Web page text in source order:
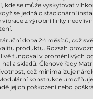
kde se může vyskytovat
se jedná o stacionární
vibrace z výrobní linky
doba 24 měsíců, což
produktu. Rozsah
fungoval v proměnlivých
a skladů. Členové řady
což minimalizuje
konstrukce
jejich poškození nebo